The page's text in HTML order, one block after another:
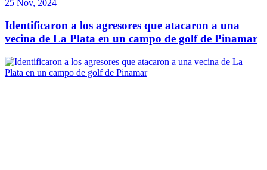
25 Nov, 2024
Identificaron a los agresores que atacaron a una
vecina de La Plata en un campo de golf de Pinamar